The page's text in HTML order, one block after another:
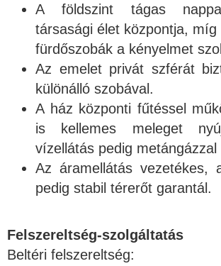
A földszint tágas
társasági élet központja,
fürdőszobák a kényelmet
Az emelet privát szférát
különálló szobával.
A ház központi fűtéssel
is kellemes meleget
vízellátás pedig
Az áramellátás vezetékes,
pedig stabil térerőt garantál.
Felszereltség-szolgáltatás
Beltéri felszereltség: